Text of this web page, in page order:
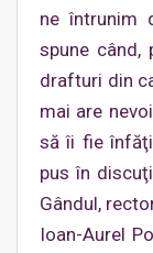
ne întrunim
spune când,
drafturi din
mai are
să îi fie
pus în
Gândul,
Ioan-Aurel